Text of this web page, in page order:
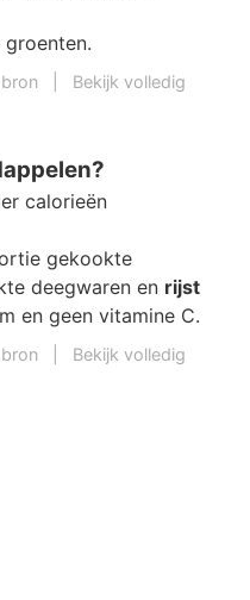
groenten.
Bekijk volledig
calorieën
gekookte
deegwaren en rijst
en geen vitamine C.
Bekijk volledig